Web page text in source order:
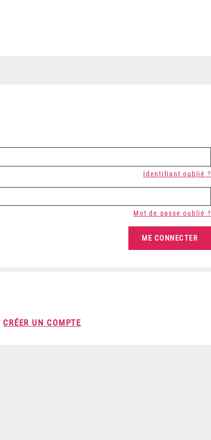
Identifiant oublié ?
Mot de passe oublié ?
CRÉER UN COMPTE